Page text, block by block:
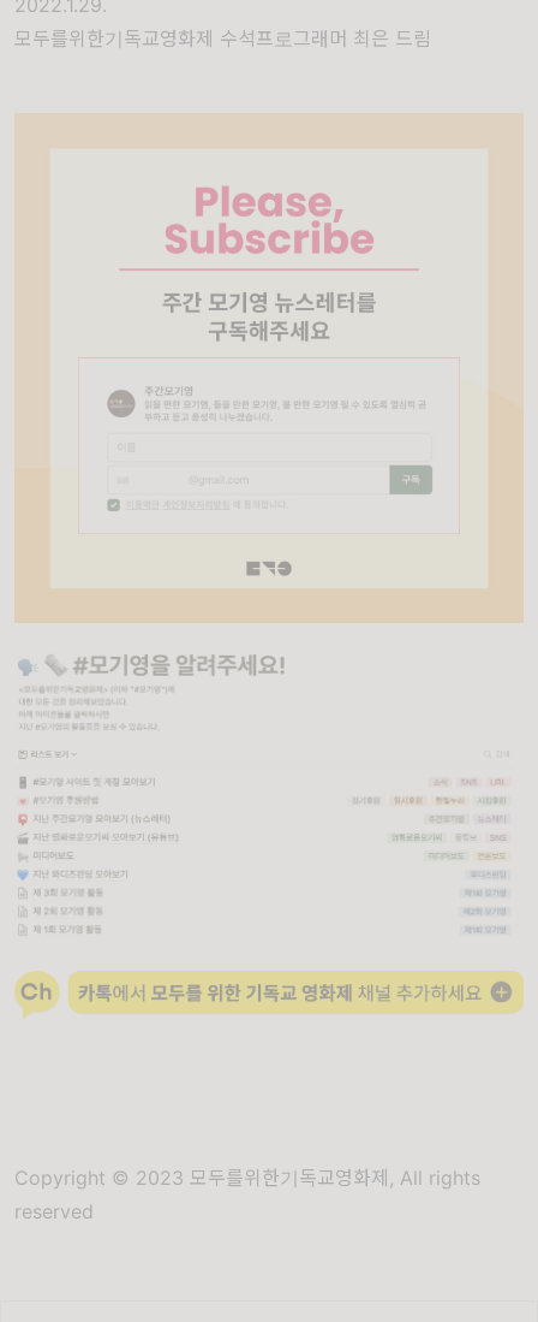
2022.1.29.
모두를위한기독교영화제 수석프로그래머 최은 드림
Copyright © 2023 모두를위한기독교영화제, All rights
reserved